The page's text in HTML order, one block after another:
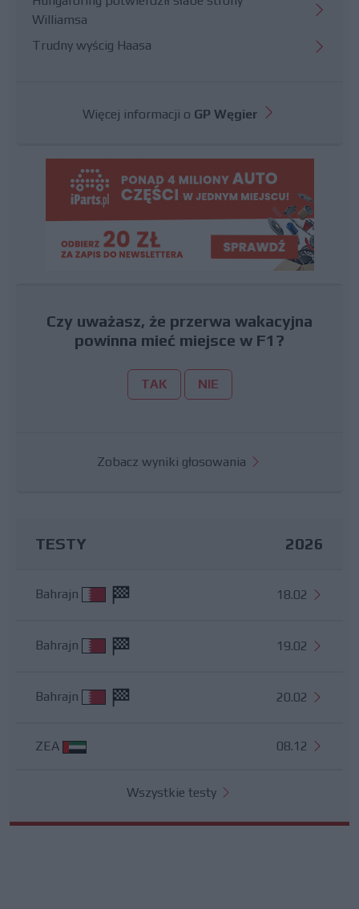
Williamsa
Trudny wyścig Haasa
Więcej informacji o GP Węgier
Czy uważasz, że przerwa wakacyjna
powinna mieć miejsce w F1?
TAK NIE
Zobacz wyniki głosowania
TESTY 2026
Bahrajn 18.02
Bahrajn 19.02
Bahrajn 20.02
ZEA 08.12
Wszystkie testy